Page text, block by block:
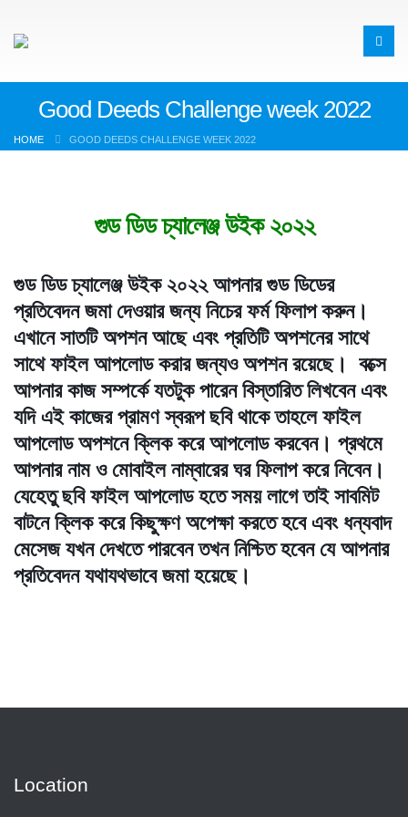
Good Deeds Challenge week 2022
HOME GOOD DEEDS CHALLENGE WEEK 2022
গুড ডিড চ্যালেঞ্জ উইক ২০২২
গুড ডিড চ্যালেঞ্জ উইক ২০২২ আপনার গুড ডিডের
প্রতিবেদন জমা দেওয়ার জন্য নিচের ফর্ম ফিলাপ করুন।
এখানে সাতটি অপশন আছে এবং প্রতিটি অপশনের সাথে
সাথে ফাইল আপলোড করার জন্যও অপশন রয়েছে। বক্সে
আপনার কাজ সম্পর্কে যতটুক পারেন বিস্তারিত লিখবেন এবং
যদি এই কাজের প্রামণ স্বরূপ ছবি থাকে তাহলে ফাইল
আপলোড অপশনে ক্লিক করে আপলোড করবেন। প্রথমে
আপনার নাম ও মোবাইল নাম্বারের ঘর ফিলাপ করে নিবেন।
যেহেতু ছবি ফাইল আপলোড হতে সময় লাগে তাই সাবমিট
বাটনে ক্লিক করে কিছুক্ষণ অপেক্ষা করতে হবে এবং ধন্যবাদ
মেসেজ যখন দেখতে পারবেন তখন নিশ্চিত হবেন যে আপনার
প্রতিবেদন যথাযথভাবে জমা হয়েছে।
Location